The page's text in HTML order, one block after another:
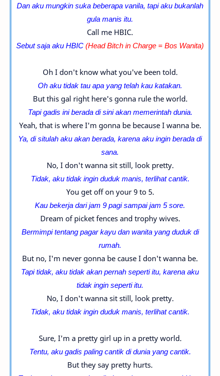
Dan aku mungkin suka beberapa vanila, tapi aku bukanlah
gula manis itu.
Call me HBIC.
Sebut saja aku HBIC (Head Bitch in Charge = Bos Wanita)
Oh I don't know what you've been told.
Oh aku tidak tau apa yang telah kau katakan.
But this gal right here's gonna rule the world.
Tapi gadis ini berada di sini akan memerintah dunia.
Yeah, that is where I'm gonna be because I wanna be.
Ya, di situlah aku akan berada, karena aku ingin berada di
sana.
No, I don't wanna sit still, look pretty.
Tidak, aku tidak ingin duduk manis, terlihat cantik.
You get off on your 9 to 5.
Kau bekerja dari jam 9 pagi sampai jam 5 sore.
Dream of picket fences and trophy wives.
Bermimpi tentang pagar kayu dan wanita yang duduk di
rumah.
But no, I'm never gonna be cause I don't wanna be.
Tapi tidak, aku tidak akan pernah seperti itu, karena aku
tidak ingin seperti itu.
No, I don't wanna sit still, look pretty.
Tidak, aku tidak ingin duduk manis, terlihat cantik.
Sure, I'm a pretty girl up in a pretty world.
Tentu, aku gadis paling cantik di dunia yang cantik.
But they say pretty hurts.